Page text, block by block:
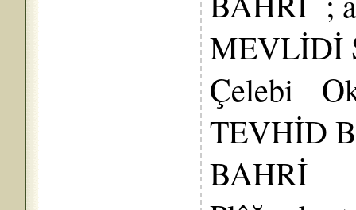
MEVLİDİ
Çelebi
TEVHİD
BAHRİ